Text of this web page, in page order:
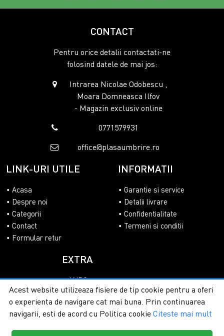
CONTACT
Pentru orice detalii contactati-ne
folosind datele de mai jos:
Intrarea Nicolae Odobescu ,
Moara Domneasca Ilfov
- Magazin exclusiv online
0771579931
office@plasaumbrire.ro
LINK-URI UTILE
Acasa
Despre noi
Categorii
Contact
Formular retur
INFORMATII
Garantie si service
Detalii livrare
Confidentialitate
Termeni si conditii
EXTRA
ANPC
SOL
Acest website utilizeaza fisiere de tip cookie pentru a oferi
o experienta de navigare cat mai buna. Prin continuarea
navigarii, esti de acord cu Politica cookie Citeste mai mult